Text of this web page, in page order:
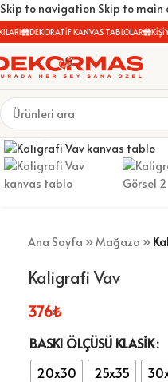
Skip to navigation Skip to main
DEKORATİF KANVAS TABLOLAR
Büyütmek için tıklayın
Ana Sayfa »Mağaza »
Kaligrafi Vav
376₺
BASKI ÖLÇÜSÜ KLASIK
20x30
25x35